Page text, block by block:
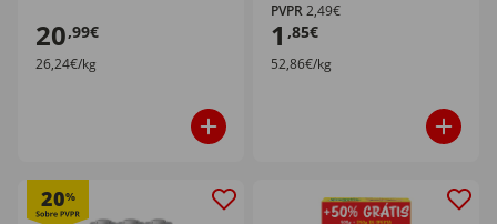
20,99€
26,24€/kg
PVPR2,49€
1 ,85€
52,86€/kg
20%